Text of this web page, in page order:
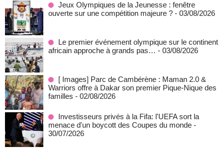
Jeux Olympiques de la Jeunesse : fenêtre
ouverte sur une compétition majeure ? - 03/08/2026
Le premier événement olympique sur le continent
africain approche à grands pas… - 03/08/2026
[ Images] Parc de Cambérène : Maman 2.0 &
Warriors offre à Dakar son premier Pique-Nique des
familles - 02/08/2026
Investisseurs privés à la Fifa: l'UEFA sort la
menace d'un boycott des Coupes du monde -
30/07/2026